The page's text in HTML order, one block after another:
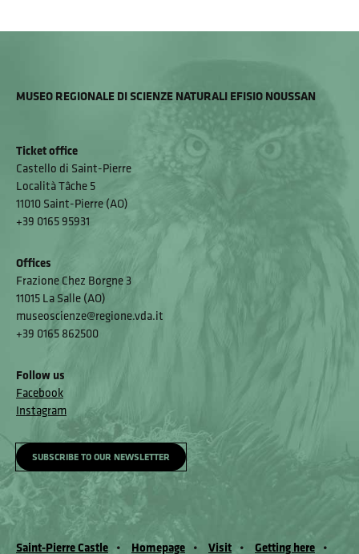
MUSEO REGIONALE DI SCIENZE NATURALI EFISIO NOUSSAN
Ticket office
Castello di Saint-Pierre
Località Tâche 5
11010 Saint-Pierre (AO)
+39 0165 95931
Offices
Frazione Chez Borgne 3
11015 La Salle (AO)
museoscienze@regione.vda.it
+39 0165 862500
Follow us
Facebook
Instagram
SUBSCRIBE TO OUR NEWSLETTER
Saint-Pierre Castle Homepage Visit Getting here